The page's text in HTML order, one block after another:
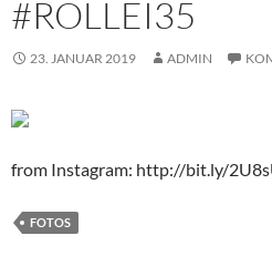
#ROLLEI35
23. JANUAR 2019 ADMIN
from Instagram: http://bit.ly/
FOTOS